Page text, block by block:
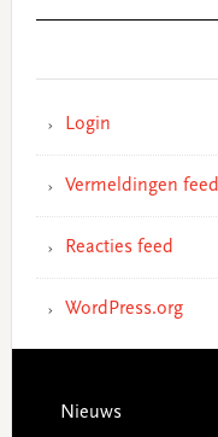
Login
Vermeldingen feed
Reacties feed
WordPress.org
Footer
Nieuws